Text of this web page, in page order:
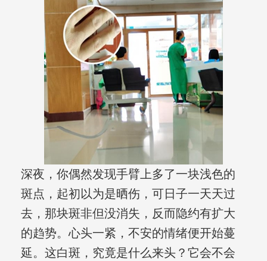
深夜，你偶然发现手臂上多了一块浅色的
斑点，起初以为是晒伤，可日子一天天过
去，那块斑非但没消失，反而隐约有扩大
的趋势。心头一紧，不安的情绪便开始蔓
延。这白斑，究竟是什么来头？它会不会